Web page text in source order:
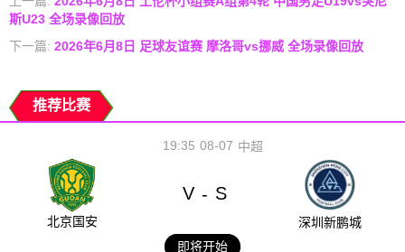
斯U23 全场录像回放
下一篇: 2026年6月8日 足球友谊赛 摩洛哥vs挪威 全场录像回放
推荐比赛
08-07
19:35 中超
北京国安
V - S
深圳新鹏城
即将开始